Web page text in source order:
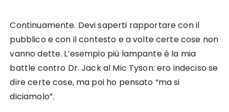
Continuamente. Devi saperti rapportare con il
pubblico e con il contesto e a volte certe cose non
vanno dette. L’esempio più lampante è la mia
battle contro Dr. Jack al Mic Tyson: ero indeciso se
dire certe cose, ma poi ho pensato “ma si
diciamolo”.